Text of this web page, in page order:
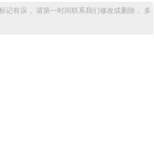
记有误， 请第一时间联系我们修改或删除， 多